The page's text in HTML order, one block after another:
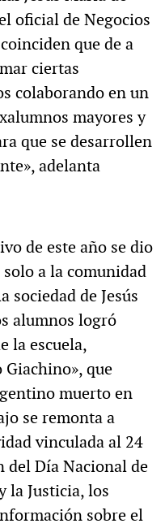
oficial de Negocios
que de a
ciertas
colaborando en un
mayores y
que se desarrollen
adelanta
de este año se dio
a la comunidad
sociedad de Jesús
alumnos logró
la escuela,
Giachino», que
muerto en
se remonta a
vinculada al 24
del Día Nacional de
la Justicia, los
sobre el